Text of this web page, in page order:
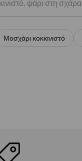
Μοσχάρι κοκκινιστό